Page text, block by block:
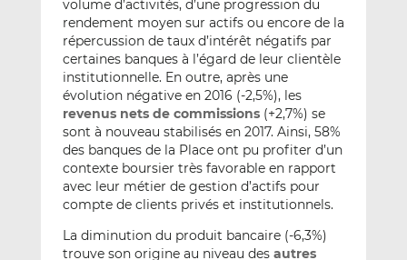
volume d’activités, d’une progression du
rendement moyen sur actifs ou encore de la
répercussion de taux d’intérêt négatifs par
certaines banques à l’égard de leur clientèle
institutionnelle. En outre, après une
évolution négative en 2016 (-2,5%), les
revenus nets de commissions(+2,7%) se
sont à nouveau stabilisés en 2017. Ainsi, 58%
des banques de la Place ont pu profiter d’un
contexte boursier très favorable en rapport
avec leur métier de gestion d’actifs pour
compte de clients privés et institutionnels.
La diminution du produit bancaire (-6,3%)
trouve son origine au niveau des autres